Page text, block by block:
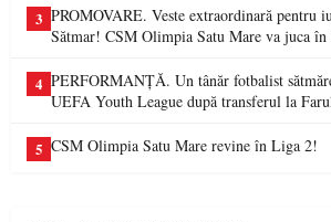
3 PROMOVARE. Veste extraordinară pentru
Sătmar! CSM Olimpia Satu Mare va juca
4 PERFORMANȚĂ. Un tânăr fotbalist
UEFA Youth League după transferul la
5 CSM Olimpia Satu Mare revine în Liga 2!